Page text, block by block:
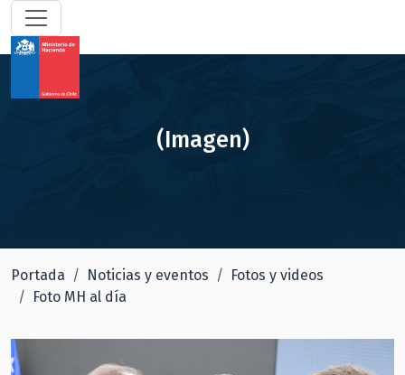
(Imagen)
Portada Noticias y eventos
Fotos y videos
Foto MH al día